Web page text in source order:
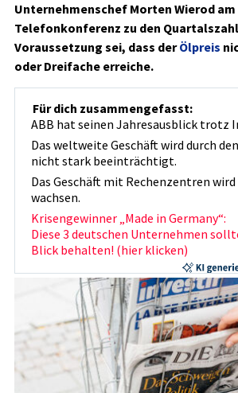
Unternehmenschef Morten Wierod
Telefonkonferenz zu den
Voraussetzung sei, dass derÖlpreis
oder Dreifache erreiche.
Für dich zusammengefasst:
ABB hat seinen Jahresausblick trotz
Das weltweite Geschäft wird durch
nicht stark beeinträchtigt.
Das Geschäft mit Rechenzentren
wachsen.
Krisengewinner „Made in Germany“:
Diese 3 deutschen Unternehmen
Blick behalten! (hier klicken)